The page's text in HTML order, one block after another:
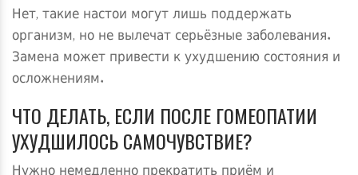
Нет, такие настои могут лишь поддержать
организм, но не вылечат серьёзные заболевания.
Замена может привести к ухудшению состояния и
осложнениям.
ЧТО ДЕЛАТЬ, ЕСЛИ ПОСЛЕ ГОМЕОПАТИИ
УХУДШИЛОСЬ САМОЧУВСТВИЕ?